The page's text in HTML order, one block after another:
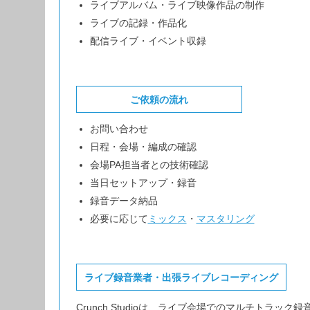
ライブアルバム・ライブ映像作品の制作
ライブの記録・作品化
配信ライブ・イベント収録
ご依頼の流れ
お問い合わせ
日程・会場・編成の確認
会場PA担当者との技術確認
当日セットアップ・録音
録音データ納品
必要に応じて ミックス ・ マスタリング
ライブ録音業者・出張ライブレコーディング
Crunch Studioは、ライブ会場でのマルチトラック録